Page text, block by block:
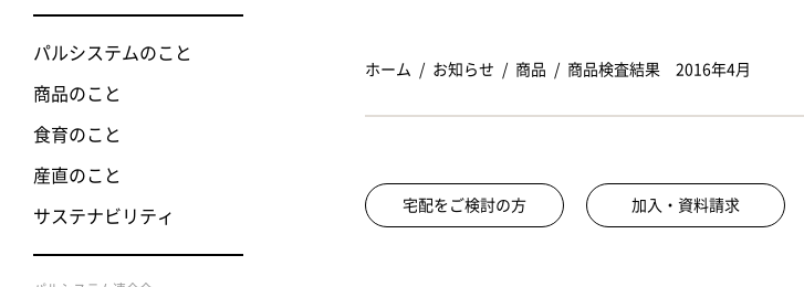
パルシステムのこと
商品のこと
食育のこと
産直のこと
サステナビリティ
ホーム お知らせ 商品 商品検査結果 2016年4月
宅配をご検討の方 加入・資料請求